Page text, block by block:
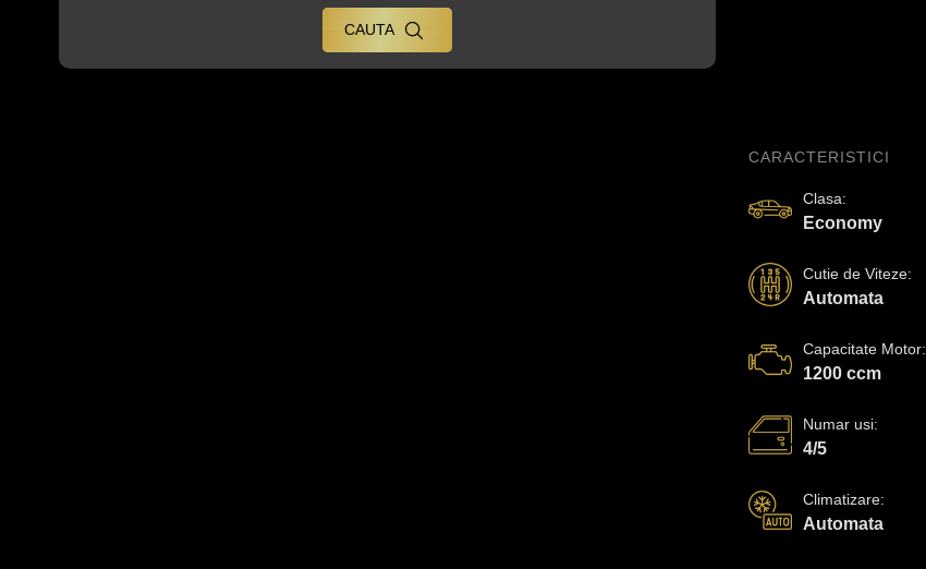
CAUTA
CARACTERISTICI
Clasa:
Economy
Cutie de Viteze:
Automata
Capacitate Motor:
1200 ccm
Numar usi:
4/5
Climatizare:
Automata